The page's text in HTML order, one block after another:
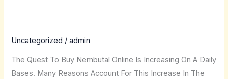
Uncategorized /admin
The Quest To Buy Nembutal Online Is Increasing On A Daily
Bases. Many Reasons Account For This Increase In The